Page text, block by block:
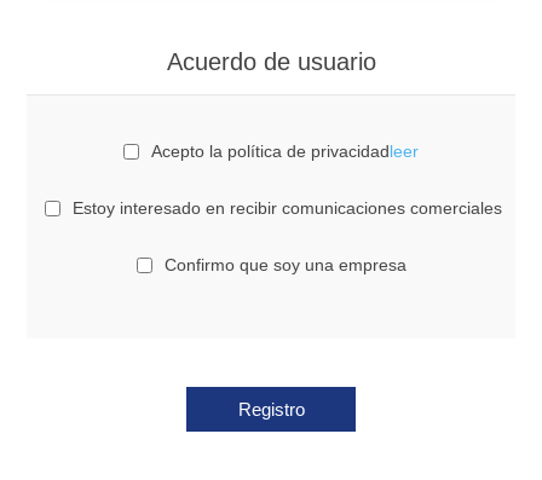
Acuerdo de usuario
Acepto la política de privacidadleer
Estoy interesado en recibir comunicaciones comerciales
Confirmo que soy una empresa
Registro